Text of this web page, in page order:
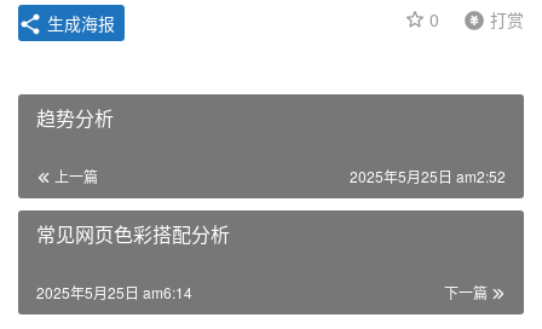
0 打赏
生成海报
趋势分析
上一篇 2025年5月25日 am2:52
常见网页色彩搭配分析
下一篇
2025年5月25日 am6:14